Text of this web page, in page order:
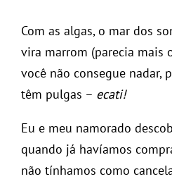
Com as algas, o mar dos
vira marrom (parecia mais
você não consegue nadar,
têm pulgas – ecati!
Eu e meu namorado
quando já havíamos
não tínhamos como